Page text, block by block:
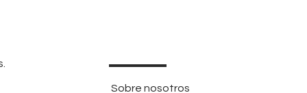
Sobre nosotros